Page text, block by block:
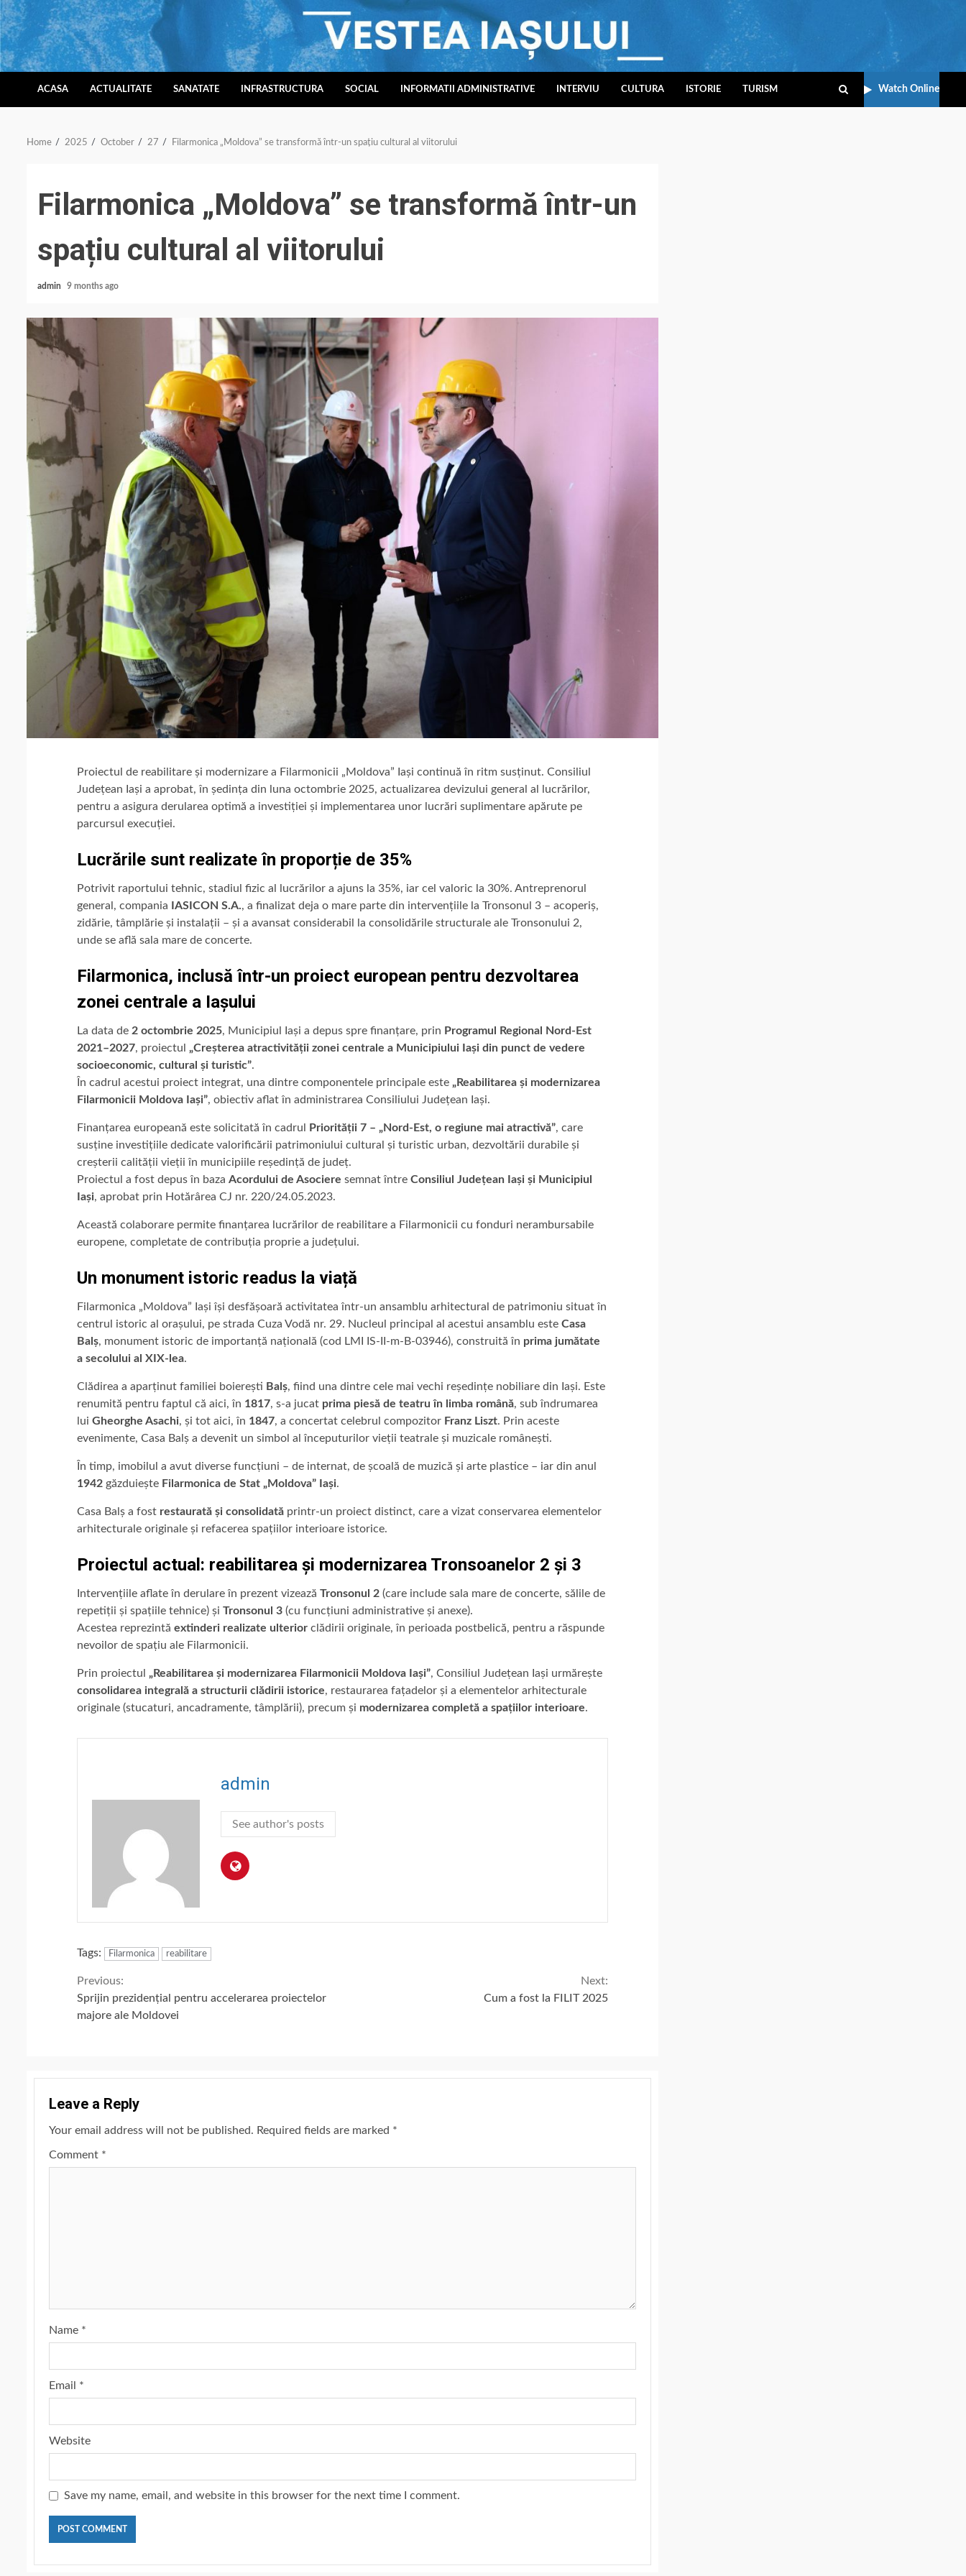
Skip
to
content
ACASA ACTUALITATE SANATATE INFRASTRUCTURA SOCIAL INFORMATII ADMINISTRATIVE INTERVIU CULTURA ISTORIE TURISM Watch Online
Home 2025 October 27 Filarmonica „Moldova” se transformă într-un spațiu cultural al viitorului
Filarmonica „Moldova” se transformă într-un
spațiu cultural al viitorului
admin 9 months ago
Proiectul de reabilitare și modernizare a Filarmonicii „Moldova” Iași continuă în ritm susținut. Consiliul
Județean Iași a aprobat, în ședința din luna octombrie 2025, actualizarea devizului general al lucrărilor,
pentru a asigura derularea optimă a investiției și implementarea unor lucrări suplimentare apărute pe
parcursul execuției.
Lucrările sunt realizate în proporție de 35%
Potrivit raportului tehnic, stadiul fizic al lucrărilor a ajuns la 35%, iar cel valoric la 30%. Antreprenorul
general, compania IASICON S.A., a finalizat deja o mare parte din intervențiile la Tronsonul 3 – acoperiș,
zidărie, tâmplărie și instalații – și a avansat considerabil la consolidările structurale ale Tronsonului 2,
unde se află sala mare de concerte.
Filarmonica, inclusă într-un proiect european pentru dezvoltarea
zonei centrale a Iașului
La data de 2 octombrie 2025, Municipiul Iași a depus spre finanțare, prin Programul Regional Nord-Est
2021–2027, proiectul „Creșterea atractivității zonei centrale a Municipiului Iași din punct de vedere
socioeconomic, cultural și turistic”.
În cadrul acestui proiect integrat, una dintre componentele principale este „Reabilitarea și modernizarea
Filarmonicii Moldova Iași”, obiectiv aflat în administrarea Consiliului Județean Iași.
Finanțarea europeană este solicitată în cadrul Priorității 7 – „Nord-Est, o regiune mai atractivă”, care
susține investițiile dedicate valorificării patrimoniului cultural și turistic urban, dezvoltării durabile și
creșterii calității vieții în municipiile reședință de județ.
Proiectul a fost depus în baza Acordului de Asociere semnat între Consiliul Județean Iași și Municipiul
Iași, aprobat prin Hotărârea CJ nr. 220/24.05.2023.
Această colaborare permite finanțarea lucrărilor de reabilitare a Filarmonicii cu fonduri nerambursabile
europene, completate de contribuția proprie a județului.
Un monument istoric readus la viață
Filarmonica „Moldova” Iași își desfășoară activitatea într-un ansamblu arhitectural de patrimoniu situat în
centrul istoric al orașului, pe strada Cuza Vodă nr. 29. Nucleul principal al acestui ansamblu este Casa
Balș, monument istoric de importanță națională (cod LMI IS-II-m-B-03946), construită în prima jumătate
a secolului al XIX-lea.
Clădirea a aparținut familiei boierești Balș, fiind una dintre cele mai vechi reședințe nobiliare din Iași. Este
renumită pentru faptul că aici, în 1817, s-a jucat prima piesă de teatru în limba română, sub îndrumarea
lui Gheorghe Asachi, și tot aici, în 1847, a concertat celebrul compozitor Franz Liszt. Prin aceste
evenimente, Casa Balș a devenit un simbol al începuturilor vieții teatrale și muzicale românești.
În timp, imobilul a avut diverse funcțiuni – de internat, de școală de muzică și arte plastice – iar din anul
1942 găzduiește Filarmonica de Stat „Moldova” Iași.
Casa Balș a fost restaurată și consolidată printr-un proiect distinct, care a vizat conservarea elementelor
arhitecturale originale și refacerea spațiilor interioare istorice.
Proiectul actual: reabilitarea și modernizarea Tronsoanelor 2 și 3
Intervențiile aflate în derulare în prezent vizează Tronsonul 2 (care include sala mare de concerte, sălile de
repetiții și spațiile tehnice) și Tronsonul 3 (cu funcțiuni administrative și anexe).
Acestea reprezintă extinderi realizate ulterior clădirii originale, în perioada postbelică, pentru a răspunde
nevoilor de spațiu ale Filarmonicii.
Prin proiectul „Reabilitarea și modernizarea Filarmonicii Moldova Iași”, Consiliul Județean Iași urmărește
consolidarea integrală a structurii clădirii istorice, restaurarea fațadelor și a elementelor arhitecturale
originale (stucaturi, ancadramente, tâmplării), precum și modernizarea completă a spațiilor interioare.
admin
See author's posts
Tags: Filarmonica reabilitare
Continue
Reading
Previous:
Sprijin prezidențial pentru accelerarea proiectelor
majore ale Moldovei
Next:
Cum a fost la FILIT 2025
Leave a Reply
Your email address will not be published. Required fields are marked *
Comment *
Name *
Email *
Website
Save my name, email, and website in this browser for the next time I comment.